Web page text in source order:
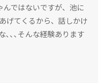
んではないですが、池に
げてくるから、話しかけ
､､､そんな経験あります